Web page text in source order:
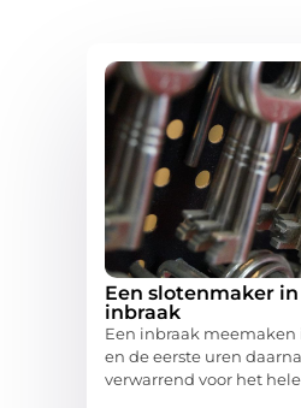
Een slotenmaker
inbraak
Een inbraak
en de eerste uren
verwarrend voor het